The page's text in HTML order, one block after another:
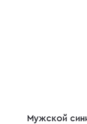
Мужской